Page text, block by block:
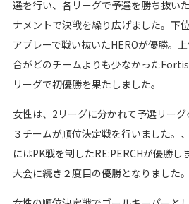
選を行い、各リーグで予選を勝ち抜い
ナメントで決戦を繰り広げました。下
アプレーで戦い抜いたHEROが優勝。
合がどのチームよりも少なかった
リーグで初優勝を果たしました。
女性は、2リーグに分かれて予選リー
３チームが順位決定戦を行いました。
にはPK戦を制したRE:PERCHが優勝し
大会に続き２度目の優勝となりました。